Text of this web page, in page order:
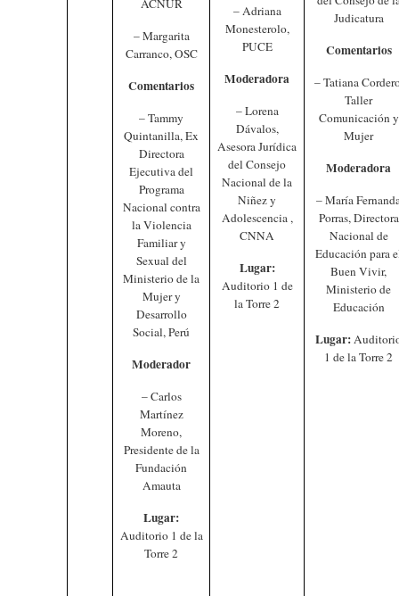
ACNUR
– Margarita
Carranco, OSC
Comentarios
– Tammy
Quintanilla, Ex
Directora
Ejecutiva del
Programa
Nacional contra
la Violencia
Familiar y
Sexual del
Ministerio de la
Mujer y
Desarrollo
Social, Perú
Moderador
– Carlos
Martínez
Moreno,
Presidente de la
Fundación
Amauta
Lugar:
Auditorio 1 de la
Torre 2
– Adriana
Monesterolo,
PUCE
Moderadora
– Lorena
Dávalos,
Asesora Jurídica
del Consejo
Nacional de la
Niñez y
Adolescencia ,
CNNA
Lugar:
Auditorio 1 de
la Torre 2
Judicatura
Comentarios
– Tatiana
Taller
Comunicación y
Mujer
Moderadora
– María
Porras, Directora
Nacional de
Educación para
Buen Vivir,
Ministerio de
Educación
Lugar:
1 de la Torre 2